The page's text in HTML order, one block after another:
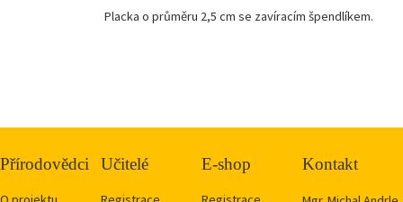
Placka o průměru 2,5 cm se zavíracím špendlíkem.
Přírodovědci Učitelé E-shop Kontakt